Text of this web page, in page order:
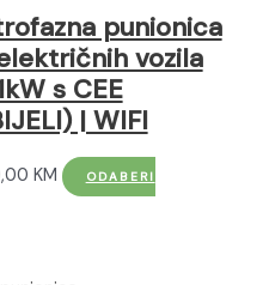
punionica
vozila
s CEE
| WIFI
KMRasponODABERI